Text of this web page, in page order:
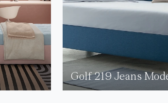
Golf 219 Jeans